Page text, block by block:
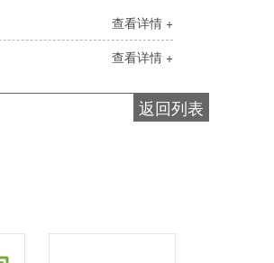
查看详情 +
查看详情 +
返回列表